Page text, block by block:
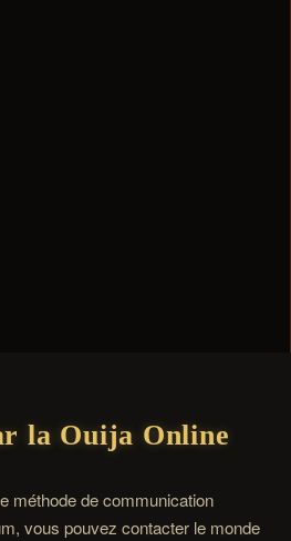
la Ouija Online
méthode de communication
vous pouvez contacter le monde